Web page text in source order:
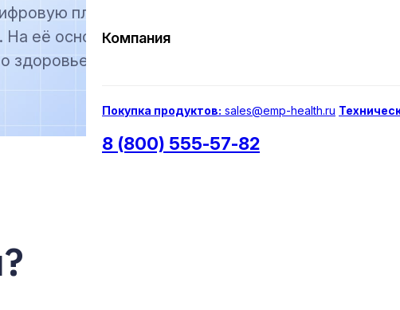
Компания
Покупка продуктов: sales@emp-health.ru
8 (800) 555-57-82
платформу,
На её основе мы
здоровье.